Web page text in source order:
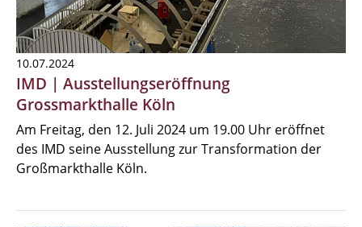
10.07.2024
IMD | Ausstellungseröffnung
Grossmarkthalle Köln
Am Freitag, den 12. Juli 2024 um 19.00 Uhr eröffnet
des IMD seine Ausstellung zur Transformation der
Großmarkthalle Köln.